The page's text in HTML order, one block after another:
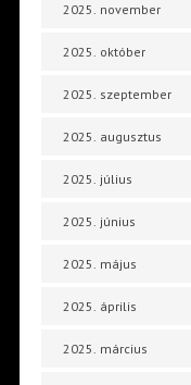
2025. november
2025. október
2025. szeptember
2025. augusztus
2025. július
2025. június
2025. május
2025. április
2025. március